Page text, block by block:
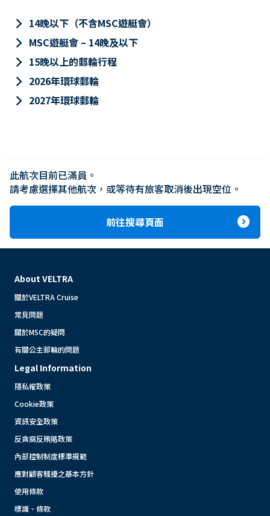
keyboard_arrow_right 14晚以下（不含MSC遊艇會）
keyboard_arrow_right MSC遊艇會 – 14晚及以下
keyboard_arrow_right 15晚以上的郵輪行程
keyboard_arrow_right 2026年環球郵輪
keyboard_arrow_right 2027年環球郵輪
此航次目前已滿員。
請考慮選擇其他航次，或等待有旅客取消後出現空位。
前往搜尋頁面 expand_circle_right
About VELTRA
關於VELTRA Cruise
常見問題
關於MSC的疑問
有關公主郵輪的問題
Legal Information
隱私權政策
Cookie政策
資訊安全政策
反貪腐反賄賂政策
內部控制制度標準規範
應對顧客騷擾之基本方針
使用條款
標識、條款